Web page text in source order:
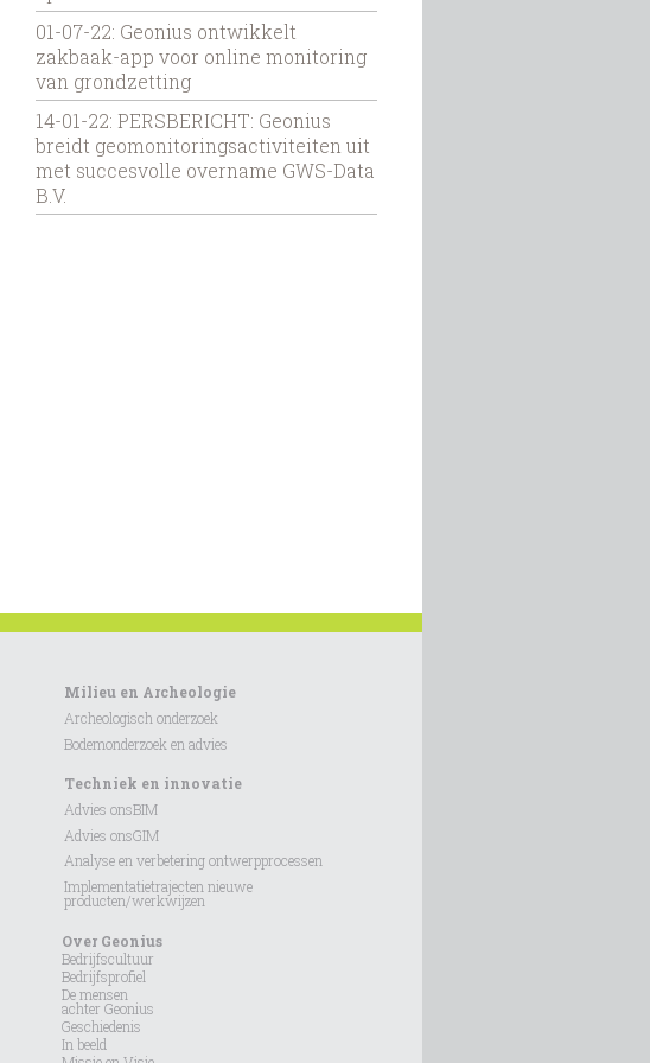
01-07-22: Geonius ontwikkelt
zakbaak-app voor online monitoring
van grondzetting
14-01-22: PERSBERICHT: Geonius
breidt geomonitoringsactiviteiten uit
met succesvolle overname GWS-Data
B.V.
Milieu en Archeologie
Archeologisch onderzoek
Bodemonderzoek en advies
Techniek en innovatie
Advies onsBIM
Advies onsGIM
Analyse en verbetering ontwerpprocessen
Implementatietrajecten nieuwe
producten/werkwijzen
Over Geonius
Bedrijfscultuur
Bedrijfsprofiel
De mensen
achter Geonius
Geschiedenis
In beeld